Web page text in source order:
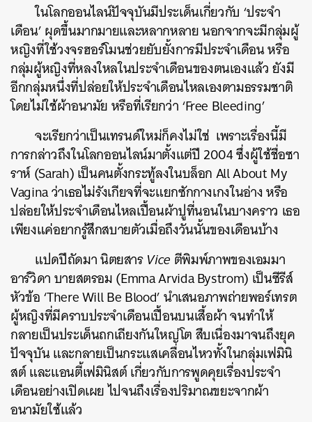
ในโลกออนไลน์ปัจจุบันมีประเด็นเกี่ยวกับ ‘ประจำ
เดือน’ ผุดขึ้นมากมายและหลากหลาย นอกจากจะมีกลุ่มผู้
หญิงที่ใช้วงจรฮอร์โมนช่วยยับยั้งการมีประจำเดือน หรือ
กลุ่มผู้หญิงที่หลงใหลในประจำเดือนของตนเองแล้ว ยังมี
อีกกลุ่มหนึ่งที่ปล่อยให้ประจำเดือนไหลเองตามธรรมชาติ
โดยไม่ใช้ผ้าอนามัย หรือที่เรียกว่า ‘Free Bleeding’
จะเรียกว่าเป็นเทรนด์ใหม่ก็คงไม่ใช่ เพราะเรื่องนี้มี
การกล่าวถึงในโลกออนไลน์มาตั้งแต่ปี 2004 ซึ่งผู้ใช้ชื่อซา
ราห์ (Sarah) เป็นคนตั้งกระทู้ลงในบล็อก All About My
Vagina ว่าเธอไม่รังเกียจที่จะแยกซักกางเกงในอ่าง หรือ
ปล่อยให้ประจำเดือนไหลเปื้อนผ้าปูที่นอนในบางคราว เธอ
เพียงแค่อยากรู้สึกสบายตัวเมื่อถึงวันนั้นของเดือนบ้าง
แปดปีถัดมา นิตยสารVice ตีพิมพ์ภาพของเอมมา
อาร์วิดา บายสตรอม (Emma Arvida Bystrom) เป็นซีรีส์
หัวข้อ ‘There Will Be Blood’ นำเสนอภาพถ่ายพอร์เทรต
ผู้หญิงที่มีคราบประจำเดือนเปื้อนบนเสื้อผ้า จนทำให้
กลายเป็นประเด็นถกเถียงกันใหญ่โต สืบเนื่องมาจนถึงยุค
ปัจจุบัน และกลายเป็นกระแสเคลื่อนไหวทั้งในกลุ่มเฟมินิ
สต์ และแอนตี้เฟมินิสต์ เกี่ยวกับการพูดคุยเรื่องประจำ
เดือนอย่างเปิดเผย ไปจนถึงเรื่องปริมาณขยะจากผ้า
อนามัยใช้แล้ว